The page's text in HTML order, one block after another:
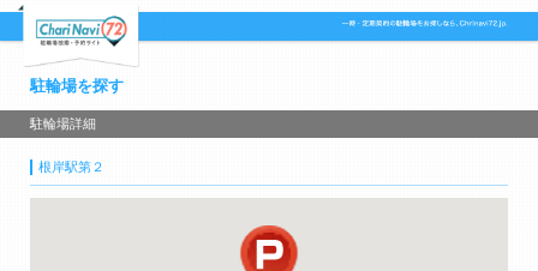
駐輪場を探す
駐輪場詳細
根岸駅第２